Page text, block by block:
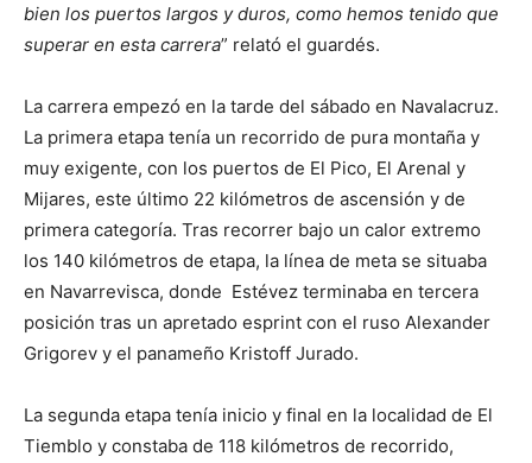
bien los puertos largos y duros, como hemos tenido que
superar en esta carrera” relató el guardés.
La carrera empezó en la tarde del sábado en Navalacruz.
La primera etapa tenía un recorrido de pura montaña y
muy exigente, con los puertos de El Pico, El Arenal y
Mijares, este último 22 kilómetros de ascensión y de
primera categoría. Tras recorrer bajo un calor extremo
los 140 kilómetros de etapa, la línea de meta se situaba
en Navarrevisca, donde Estévez terminaba en tercera
posición tras un apretado esprint con el ruso Alexander
Grigorev y el panameño Kristoff Jurado.
La segunda etapa tenía inicio y final en la localidad de El
Tiemblo y constaba de 118 kilómetros de recorrido,